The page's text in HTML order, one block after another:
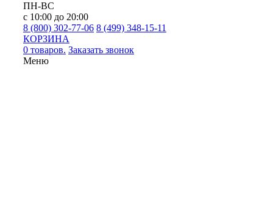
ПН-ВС
с 10:00 до 20:00
8 (800) 302-77-06 8 (499) 348-15-11
КОРЗИНА
0 товаров. Заказать звонок
Меню